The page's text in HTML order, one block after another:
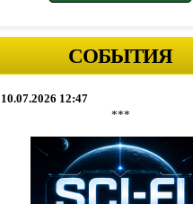
СОБЫТИЯ
10.07.2026 12:47
***